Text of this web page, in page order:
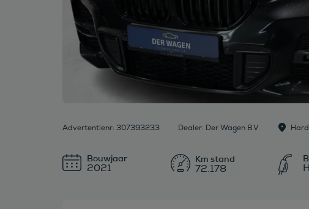
Advertentienr: 307393233 Dealer: Der Wagen B.V.
Bouwjaar
2021 72.178